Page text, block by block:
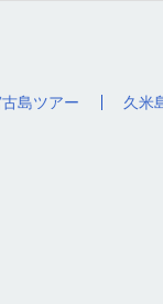
島ツアー 久米